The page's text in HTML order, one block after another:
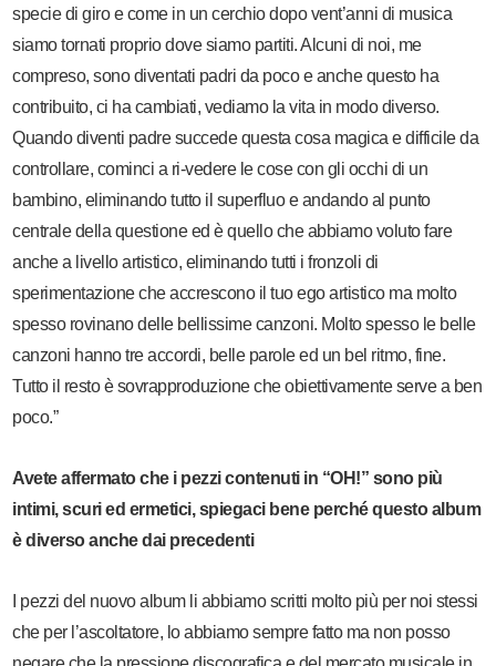
specie di giro e come in un cerchio dopo vent’anni di musica
siamo tornati proprio dove siamo partiti. Alcuni di noi, me
compreso, sono diventati padri da poco e anche questo ha
contribuito, ci ha cambiati, vediamo la vita in modo diverso.
Quando diventi padre succede questa cosa magica e difficile da
controllare, cominci a ri-vedere le cose con gli occhi di un
bambino, eliminando tutto il superfluo e andando al punto
centrale della questione ed è quello che abbiamo voluto fare
anche a livello artistico, eliminando tutti i fronzoli di
sperimentazione che accrescono il tuo ego artistico ma molto
spesso rovinano delle bellissime canzoni. Molto spesso le belle
canzoni hanno tre accordi, belle parole ed un bel ritmo, fine.
Tutto il resto è sovrapproduzione che obiettivamente serve a ben
poco.”
Avete affermato che i pezzi contenuti in “OH!” sono più
intimi, scuri ed ermetici, spiegaci bene perché questo album
è diverso anche dai precedenti
I pezzi del nuovo album li abbiamo scritti molto più per noi stessi
che per l’ascoltatore, lo abbiamo sempre fatto ma non posso